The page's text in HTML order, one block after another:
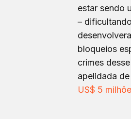
estar sendo
–
bloqueios
crimes
apelidada de
US$ 5